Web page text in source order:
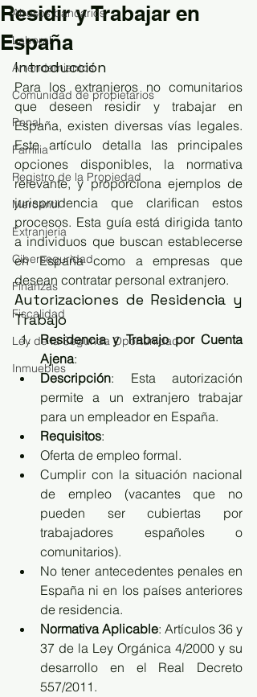
Abusos bancarios
Laboral
Arrendamientos
Comunidad de propietarios
Penal
Familia
Registro de la Propiedad
Mercantil
Extranjería
Ciberseguridad
Finanzas
Fiscalidad
Ley de la Segunda Oportunidad
Inmuebles
Residir y Trabajar en
España
Introducción
Para los extranjeros no comunitarios
que deseen residir y trabajar en
España, existen diversas vías legales.
Este artículo detalla las principales
opciones disponibles, la normativa
relevante, y proporciona ejemplos de
jurisprudencia que clarifican estos
procesos. Esta guía está dirigida tanto
a individuos que buscan establecerse
en España como a empresas que
desean contratar personal extranjero.
Autorizaciones de Residencia y
Trabajo
Residencia y Trabajo por Cuenta
Ajena:
Descripción: Esta autorización
permite a un extranjero trabajar
para un empleador en España.
Requisitos:
Oferta de empleo formal.
Cumplir con la situación nacional
de empleo (vacantes que no
pueden ser cubiertas por
trabajadores españoles o
comunitarios).
No tener antecedentes penales en
España ni en los países anteriores
de residencia.
Normativa Aplicable: Artículos 36 y
37 de la Ley Orgánica 4/2000 y su
desarrollo en el Real Decreto
557/2011.